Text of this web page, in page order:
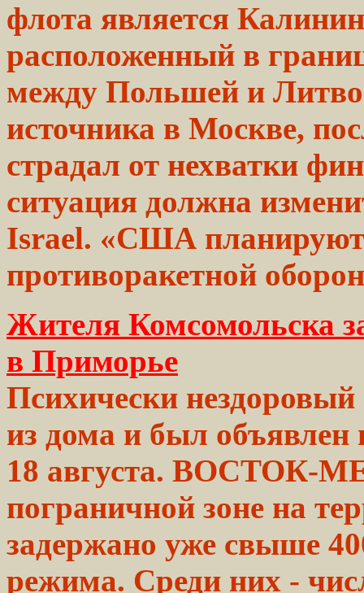
флота является
расположенный в
между Польшей и
источника в Москве,
страдал от нехватки
ситуация должна
Israel. «США планируют
противоракетной
Жителя Комсомольска
в Приморье
Психически нездоровый
из дома и был объявлен
18 августа. ВОСТОК-
пограничной зоне на
задержано уже свыше
режима. Среди них -